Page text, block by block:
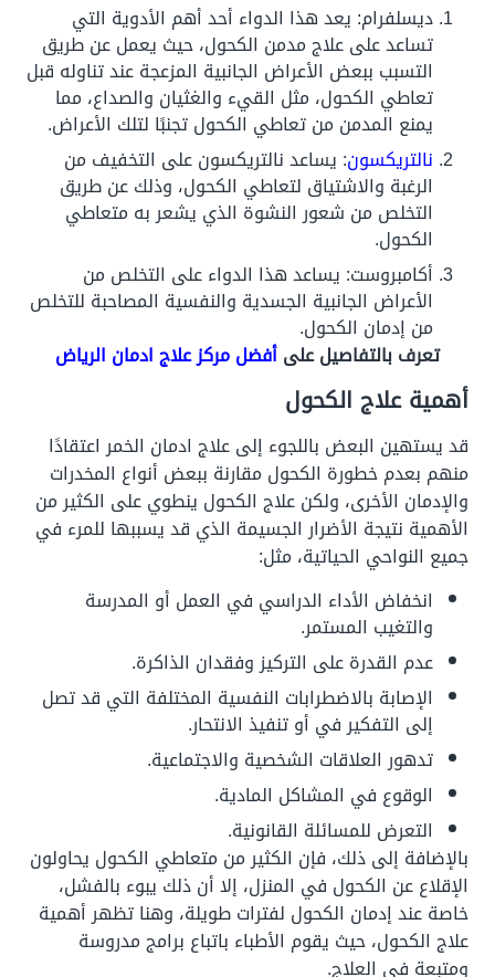
ديسلفرام: يعد هذا الدواء أحد أهم الأدوية التي
تساعد على علاج مدمن الكحول، حيث يعمل عن طريق
التسبب ببعض الأعراض الجانبية المزعجة عند تناوله قبل
تعاطي الكحول، مثل القيء والغثيان والصداع، مما
يمنع المدمن من تعاطي الكحول تجنبًا لتلك الأعراض.
نالتريكسون: يساعد نالتريكسون على التخفيف من
الرغبة والاشتياق لتعاطي الكحول، وذلك عن طريق
التخلص من شعور النشوة الذي يشعر به متعاطي
الكحول.
أكامبروست: يساعد هذا الدواء على التخلص من
الأعراض الجانبية الجسدية والنفسية المصاحبة للتخلص
من إدمان الكحول.
تعرف بالتفاصيل علىأفضل مركز علاج ادمان الرياض
أهمية علاج الكحول
قد يستهين البعض باللجوء إلى علاج ادمان الخمر اعتقادًا
منهم بعدم خطورة الكحول مقارنة ببعض أنواع المخدرات
والإدمان الأخرى، ولكن علاج الكحول ينطوي على الكثير من
الأهمية نتيجة الأضرار الجسيمة الذي قد يسببها للمرء في
جميع النواحي الحياتية، مثل:
انخفاض الأداء الدراسي في العمل أو المدرسة
والتغيب المستمر.
عدم القدرة على التركيز وفقدان الذاكرة.
الإصابة بالاضطرابات النفسية المختلفة التي قد تصل
إلى التفكير في أو تنفيذ الانتحار.
تدهور العلاقات الشخصية والاجتماعية.
الوقوع في المشاكل المادية.
التعرض للمسائلة القانونية.
بالإضافة إلى ذلك، فإن الكثير من متعاطي الكحول يحاولون
الإقلاع عن الكحول في المنزل، إلا أن ذلك يبوء بالفشل،
خاصة عند إدمان الكحول لفترات طويلة، وهنا تظهر أهمية
علاج الكحول، حيث يقوم الأطباء باتباع برامج مدروسة
ومتبعة في العلاج.